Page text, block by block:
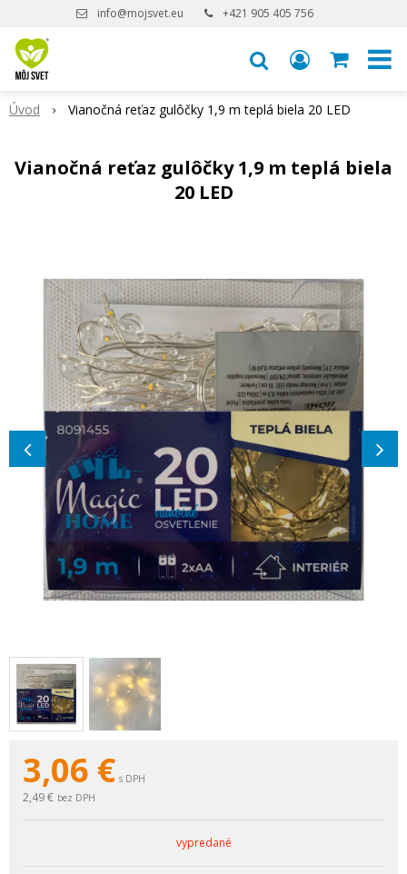
info@mojsvet.eu +421 905 405 756
Úvod Vianočná reťaz gulôčky 1,9 m teplá biela 20 LED
Vianočná reťaz gulôčky 1,9 m teplá biela
20 LED
3,06 € s DPH
2,49 € bez DPH
vypredané